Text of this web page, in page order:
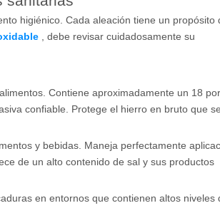
higiénico. Cada aleación tiene un propósito
, debe revisar cuidadosamente su
Contiene aproximadamente un 18
confiable. Protege el hierro en bruto que se
y bebidas. Maneja perfectamente
de un alto contenido de sal y sus productos
en entornos que contienen altos niveles